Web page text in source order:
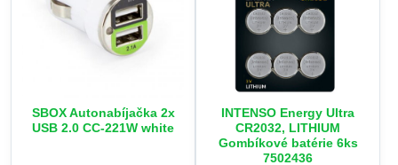
SBOX Autonabíjačka 2x
USB 2.0 CC-221W white
INTENSO Energy Ultra
CR2032, LITHIUM
Gombíkové batérie 6ks
7502436